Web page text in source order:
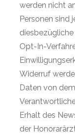
werden nicht
Personen sind
Opt-In-
Widerruf
Daten von
Erhalt des
der